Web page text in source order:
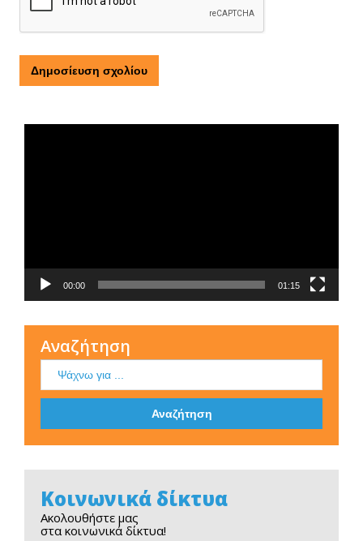
00:00 01:15
Αναζήτηση
Κοινωνικά δίκτυα
Ακολουθήστε μας
στα κοινωνικά δίκτυα!